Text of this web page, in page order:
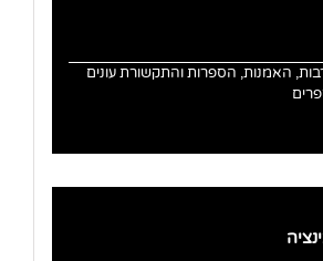
האמנות, הספרות והתקשורת עונים